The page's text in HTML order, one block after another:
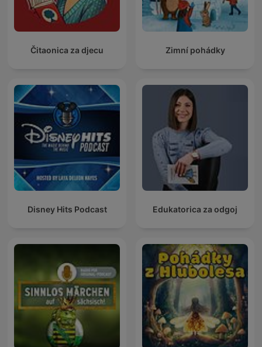
Čitaonica za djecu Zimní pohádky
Disney Hits Podcast Edukatorica za odgoj